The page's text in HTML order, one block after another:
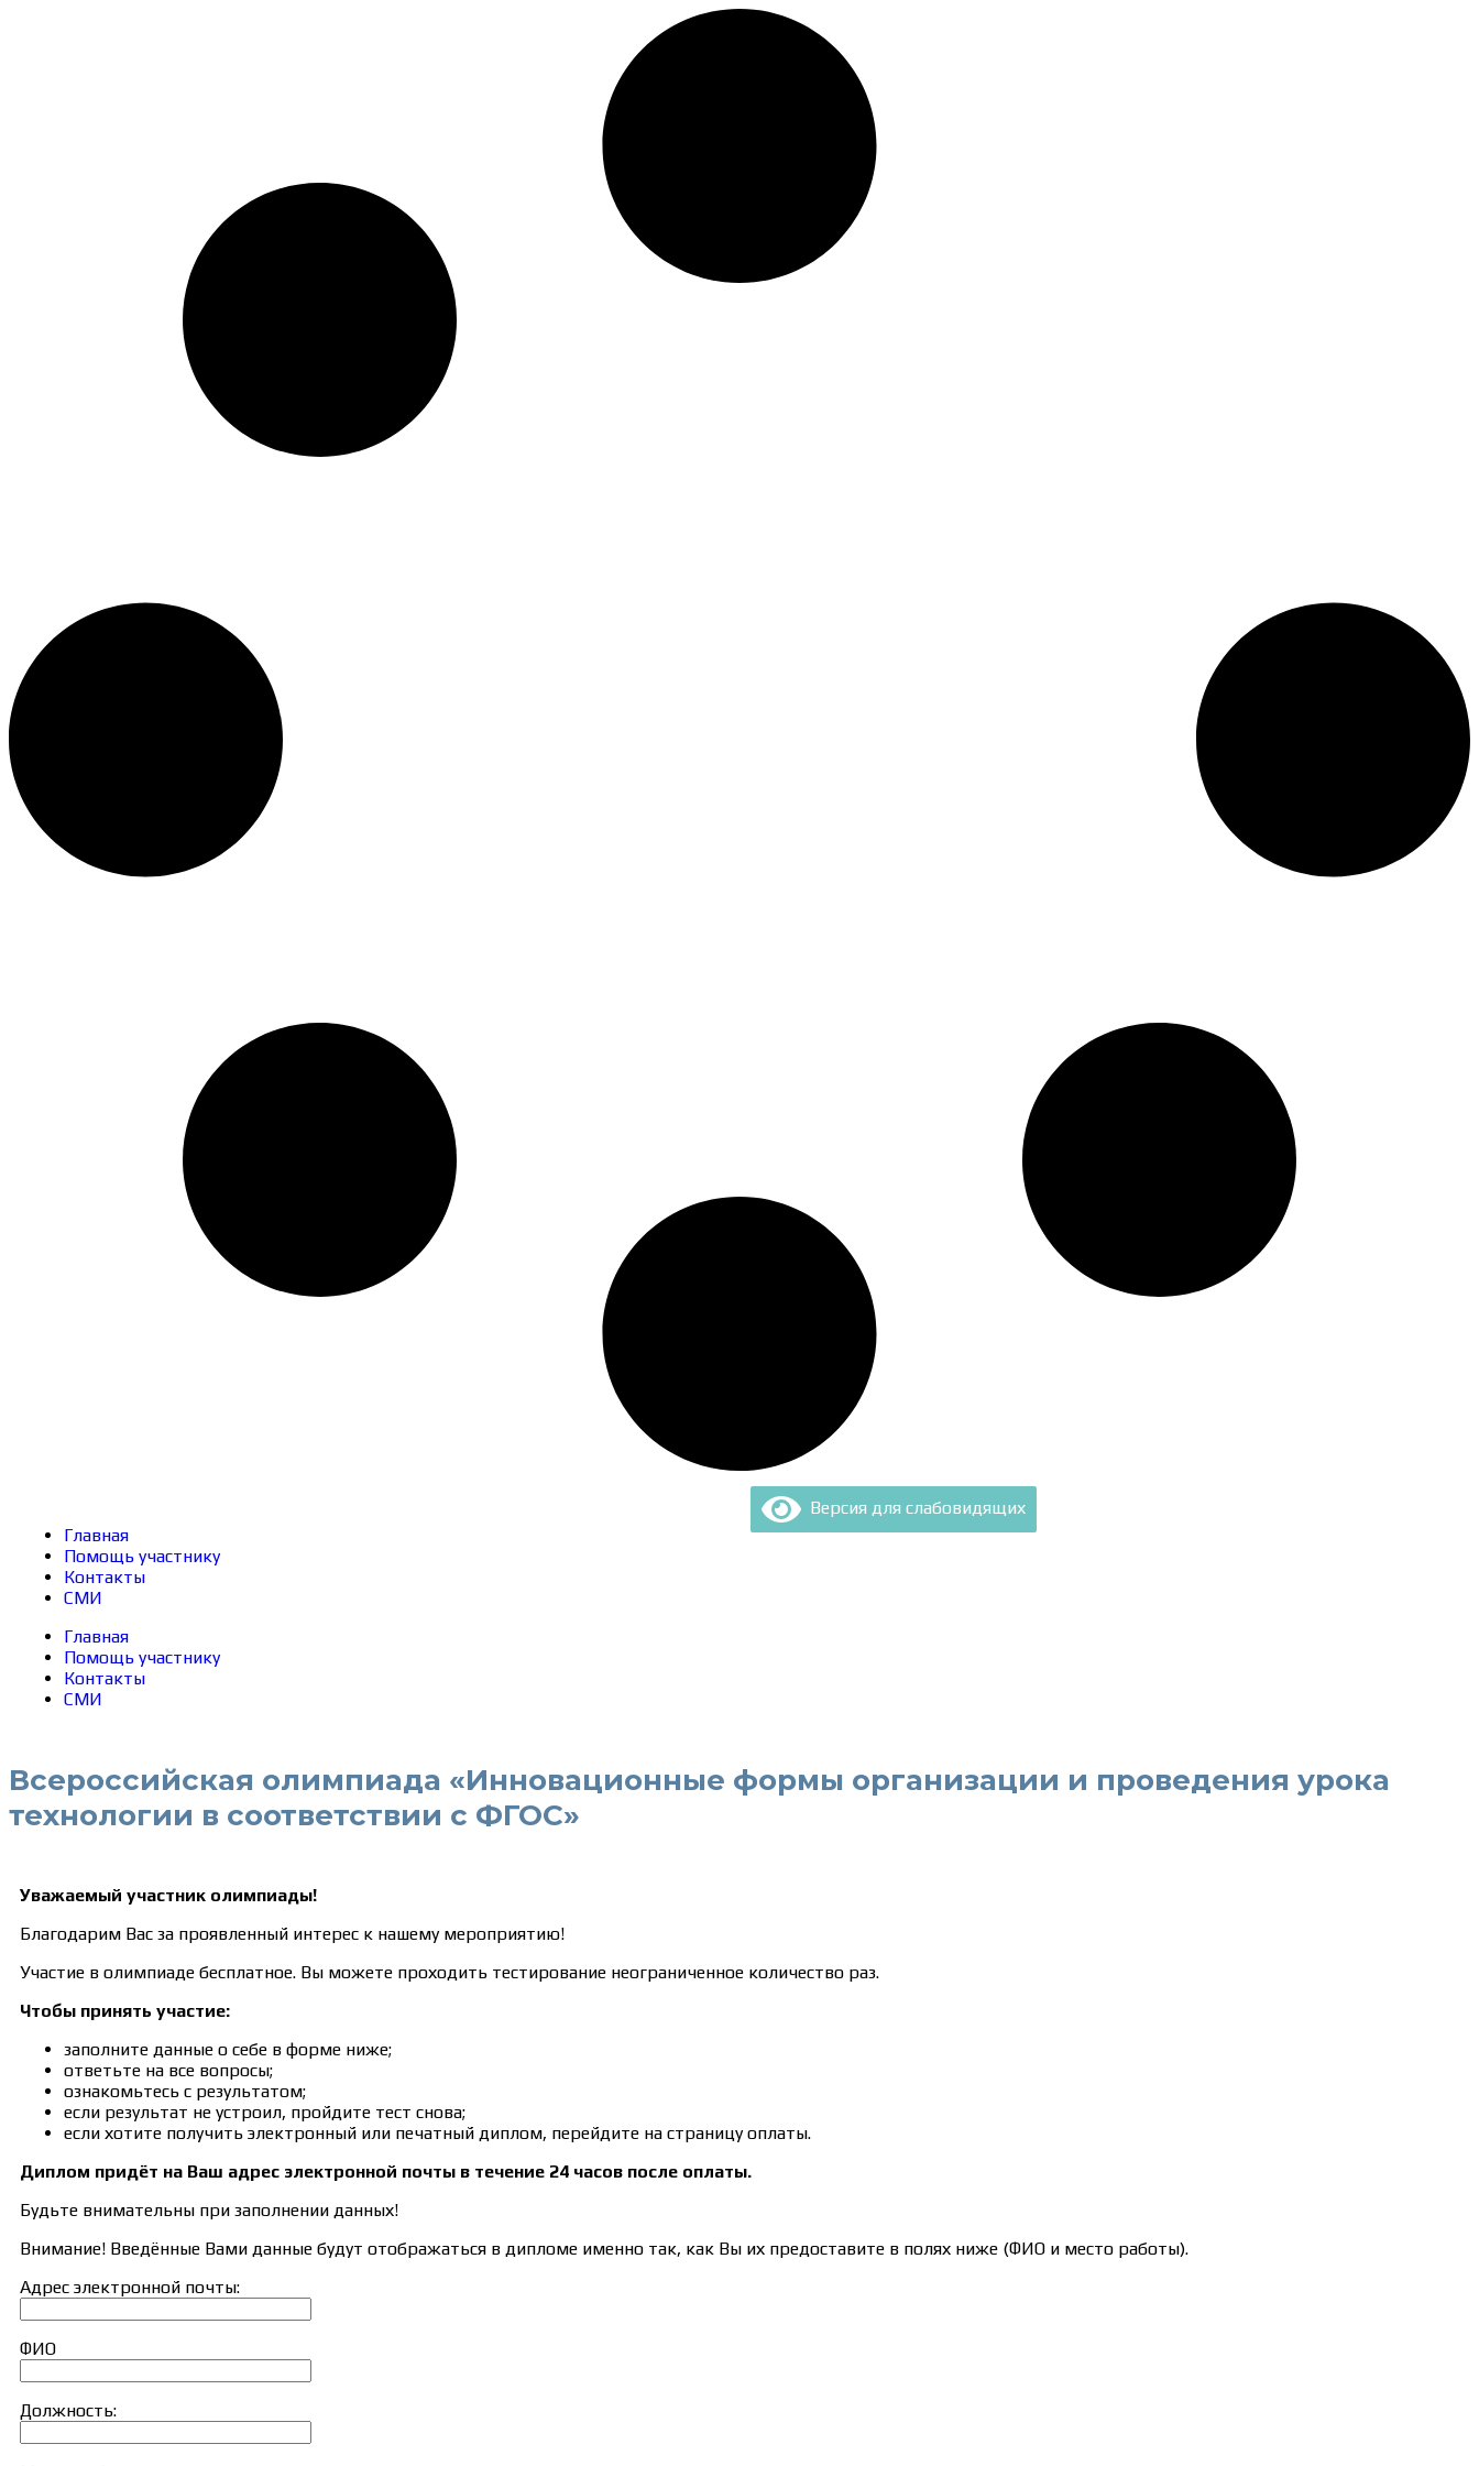
Главная
Помощь участнику
Контакты
СМИ
Главная
Помощь участнику
Контакты
СМИ
Версия для слабовидящих
Всероссийская олимпиада «Инновационные формы организации и проведения урока
технологии в соответствии с ФГОС»
Уважаемый участник олимпиады!
Благодарим Вас за проявленный интерес к нашему мероприятию!
Участие в олимпиаде бесплатное. Вы можете проходить тестирование неограниченное количество раз.
Чтобы принять участие:
заполните данные о себе в форме ниже;
ответьте на все вопросы;
ознакомьтесь с результатом;
если результат не устроил, пройдите тест снова;
если хотите получить электронный или печатный диплом, перейдите на страницу оплаты.
Диплом придёт на Ваш адрес электронной почты в течение 24 часов после оплаты.
Будьте внимательны при заполнении данных!
Внимание! Введённые Вами данные будут отображаться в дипломе именно так, как Вы их предоставите в полях ниже (ФИО и место работы).
Адрес электронной почты:
ФИО
Должность: